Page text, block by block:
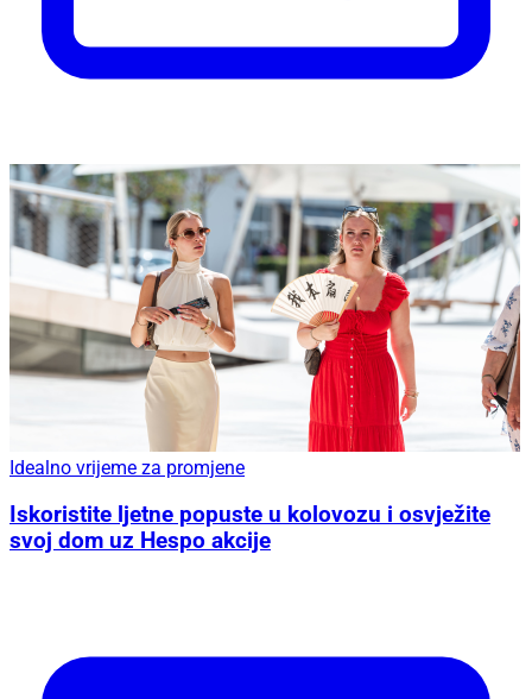
Idealno vrijeme za promjene
Iskoristite ljetne popuste u kolovozu i osvježite
svoj dom uz Hespo akcije